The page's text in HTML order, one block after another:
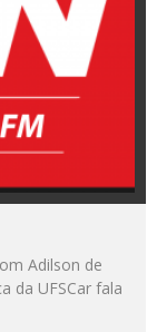
Adilson de
da UFSCar fala